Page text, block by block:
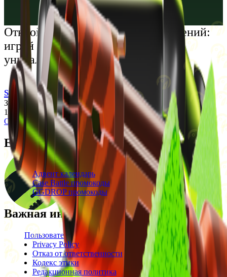
Українська
Открой мир премиальных развлечений:
играй честно и наслаждайся
уникальными впечатлениями
support@cs-wiki.org
Заходя на этот сайт, вы подтверждаете, что вам исполнилось
18 лет. Проблемы с азартными играми?
Обратится за помощью
Ежедневные бонусы
Свежие промокоды
Адвент календарь
Case Battle промокоды
GGDROP промокоды
Важная информация
Пользовательское соглашение
Privacy Policy
Отказ от ответственности
Кодекс этики
Редакционная политика